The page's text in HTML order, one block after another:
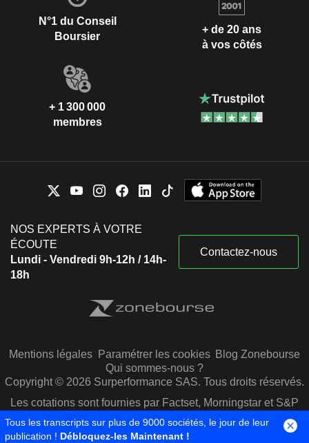
N°1 du Conseil
Boursier
+ de 20 ans
à vos côtés
+ 1 300 000
membres
NOS EXPERTS À VOTRE
ÉCOUTE
Lundi - Vendredi 9h-12h / 14h-
18h
Contactez-nous
Mentions légales Paramétrer les cookies Blog Zonebourse
Qui sommes-nous ?
Copyright © 2026 Surperformance SAS. Tous droits réservés.
Les cotations sont fournies par Factset, Morningstar et S&P
Capital IQ
Tous les transcripts sur plus de 9000 sociétés, le jour de leur
publication ! Débloquez-les Maintenant !